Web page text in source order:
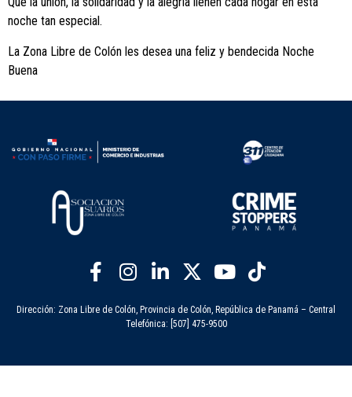
noche tan especial.
La Zona Libre de Colón les desea una feliz y bendecida Noche
Buena
Dirección: Zona Libre de Colón, Provincia de Colón, República de Panamá – Central
Telefónica: [507] 475-9500